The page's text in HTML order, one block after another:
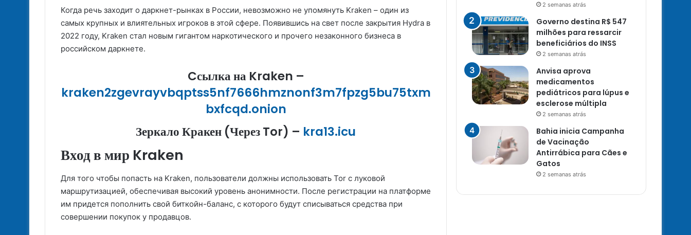
Когда речь заходит о даркнет-рынках в России, невозможно не упомянуть Kraken – один из
самых крупных и влиятельных игроков в этой сфере. Появившись на свет после закрытия Hydra в
2022 году, Kraken стал новым гигантом наркотического и прочего незаконного бизнеса в
российском даркнете.
Cсылка на Kraken –
kraken2zgevrayvbqptss5nf7666hmznonf3m7fpzg5bu75txm
bxfcqd.onion
Зеркало Кракен (Через Tor) – kra13.icu
Вход в мир Kraken
Для того чтобы попасть на Kraken, пользователи должны использовать Tor с луковой
маршрутизацией, обеспечивая высокий уровень анонимности. После регистрации на платформе
им придется пополнить свой биткойн-баланс, с которого будут списываться средства при
совершении покупок у продавцов.
2 semanas atrás
Governo destina R$ 547
milhões para ressarcir
beneficiários do INSS
2 semanas atrás
Anvisa aprova
medicamentos
pediátricos para lúpus e
esclerose múltipla
2 semanas atrás
Bahia inicia Campanha
de Vacinação
Antirrábica para Cães e
Gatos
2 semanas atrás